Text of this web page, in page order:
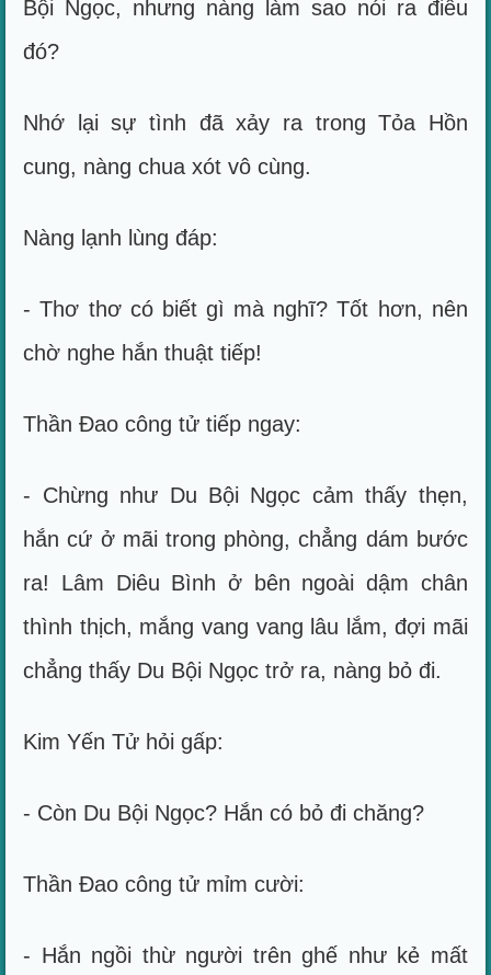
Bội Ngọc, nhưng nàng làm sao nói ra điều
đó?
Nhớ lại sự tình đã xảy ra trong Tỏa Hồn
cung, nàng chua xót vô cùng.
Nàng lạnh lùng đáp:
- Thơ thơ có biết gì mà nghĩ? Tốt hơn, nên
chờ nghe hắn thuật tiếp!
Thần Đao công tử tiếp ngay:
- Chừng như Du Bội Ngọc cảm thấy thẹn,
hắn cứ ở mãi trong phòng, chẳng dám bước
ra! Lâm Diêu Bình ở bên ngoài dậm chân
thình thịch, mắng vang vang lâu lắm, đợi mãi
chẳng thấy Du Bội Ngọc trở ra, nàng bỏ đi.
Kim Yến Tử hỏi gấp:
- Còn Du Bội Ngọc? Hắn có bỏ đi chăng?
Thần Đao công tử mỉm cười:
- Hắn ngồi thừ người trên ghế như kẻ mất